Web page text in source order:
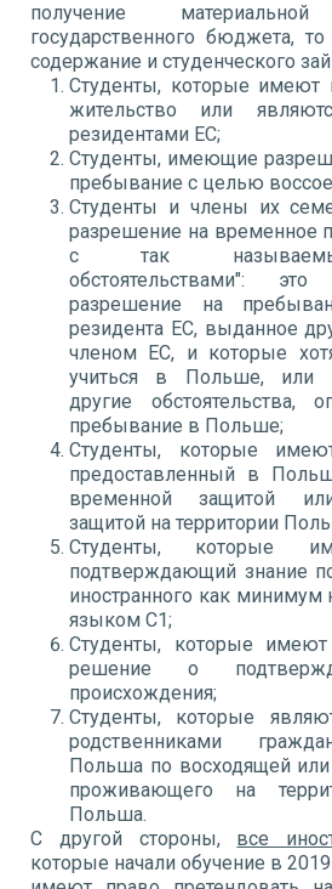
получение
государственного бюджета,
содержание и студенческого
Студенты, которые имеют
жительство или
резидентами ЕС;
Студенты, имеющие
пребывание с целью
Студенты и члены их
разрешение на временное
с так
обстоятельствами":
разрешение на
резидента ЕС, выданное
членом ЕС, и которые
учиться в Польше, или
другие обстоятельства,
пребывание в Польше;
Студенты, которые
предоставленный в
временной защитой
защитой на территории
Студенты, которые
подтверждающий знание
иностранного как минимум
языком C1;
Студенты, которые
решение о
происхождения;
Студенты, которые
родственниками
Польша по восходящей
проживающего на
Польша.
С другой стороны, все
которые начали обучение в